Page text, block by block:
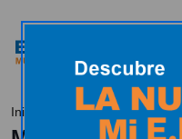
Inicio Marca Guia,